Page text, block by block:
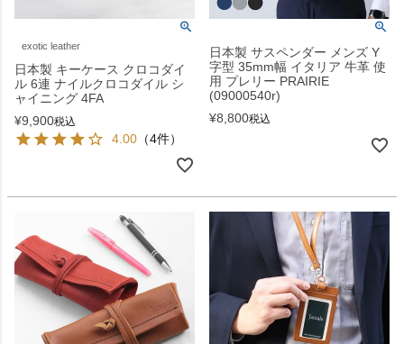
exotic leather
日本製 キーケース クロコダイ
ル 6連 ナイルクロコダイル シ
ャイニング 4FA
¥9,900税込
4.00 （4件）
日本製 サスペンダー メンズ Y
字型 35mm幅 イタリア 牛革 使
用 プレリー PRAIRIE
(09000540r)
¥8,800税込